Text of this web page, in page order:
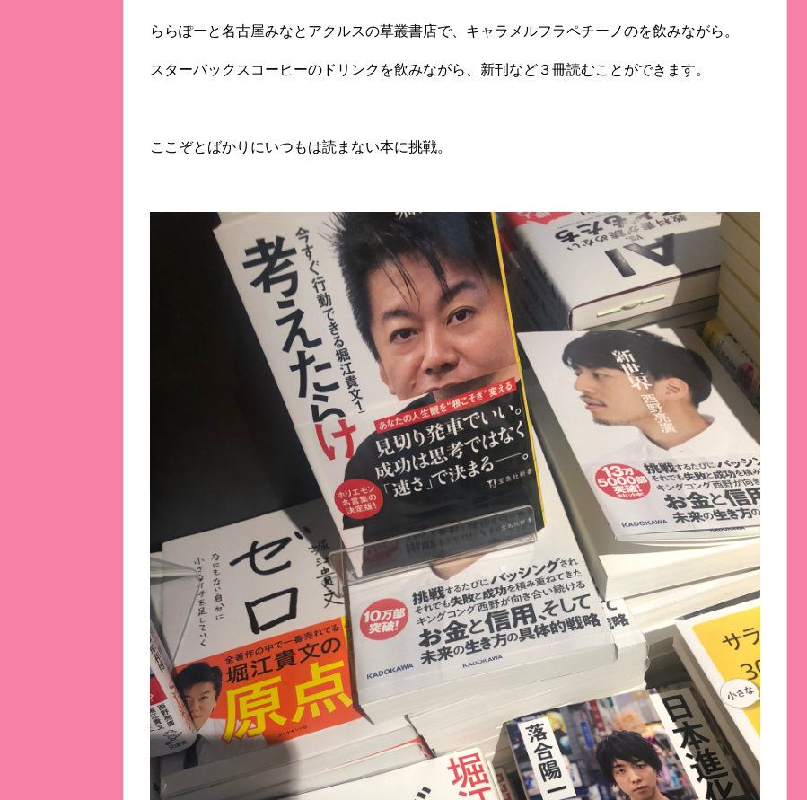
ららぽーと名古屋みなとアクルスの草叢書店で、キャラメルフラペチーノのを飲みながら。
スターバックスコーヒーのドリンクを飲みながら、新刊など３冊読むことができます。
ここぞとばかりにいつもは読まない本に挑戦。